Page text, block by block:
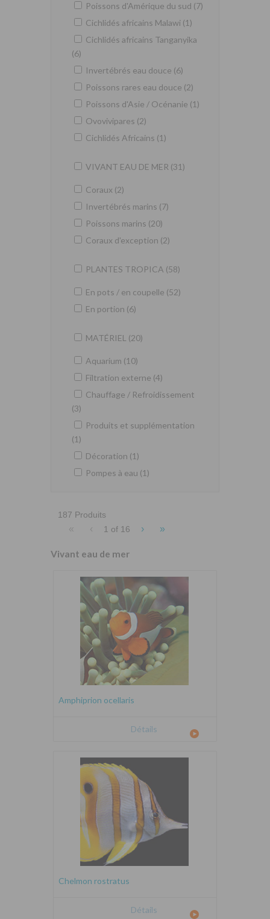
Poissons d'Amérique du sud (7)
Cichlidés africains Malawi (1)
Cichlidés africains Tanganyika
(6)
Invertébrés eau douce (6)
Poissons rares eau douce (2)
Poissons d'Asie / Océnanie (1)
Ovovivipares (2)
Cichlidés Africains (1)
VIVANT EAU DE MER (31)
Coraux (2)
Invertébrés marins (7)
Poissons marins (20)
Coraux d'exception (2)
PLANTES TROPICA (58)
En pots / en coupelle (52)
En portion (6)
MATÉRIEL (20)
Aquarium (10)
Filtration externe (4)
Chauffage / Refroidissement
(3)
Produits et supplémentation
(1)
Décoration (1)
Pompes à eau (1)
187 Produits
« ‹ 1 of 16 › »
Vivant eau de mer
Amphiprion ocellaris
Détails
Chelmon rostratus
Détails